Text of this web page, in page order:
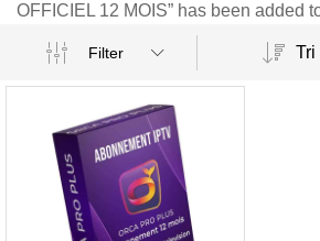
OFFICIEL 12 MOIS” has been added
Filter